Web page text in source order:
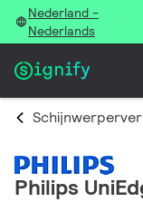
Nederland -
Nederlands
Philips